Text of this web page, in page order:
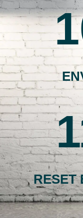
RESET